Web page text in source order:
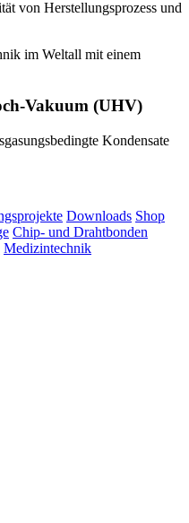
von Herstellungsprozess und
Vakuum (UHV)
Kondensate
Downloads Shop
Chip- und Drahtbonden
Medizintechnik